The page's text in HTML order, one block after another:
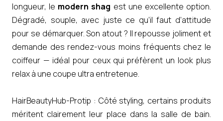
longueur, le modern shag est une excellente option.
Dégradé, souple, avec juste ce qu’il faut d’attitude
pour se démarquer. Son atout ? Il repousse joliment et
demande des rendez-vous moins fréquents chez le
coiffeur — idéal pour ceux qui préfèrent un look plus
relax à une coupe ultra entretenue.
HairBeautyHub-Protip : Côté styling, certains produits
méritent clairement leur place dans la salle de bain.